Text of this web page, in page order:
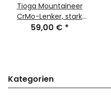
Tioga Mountaineer
CrMo-Lenker, stark
gekröpft, 610mm,
59,00 € *
Kategorien